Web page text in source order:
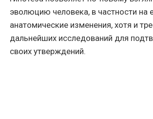
эволюцию человека, в частности на
анатомические изменения, хотя и
дальнейших исследований для
своих утверждений.